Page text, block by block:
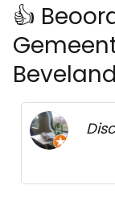
👍
Beveland